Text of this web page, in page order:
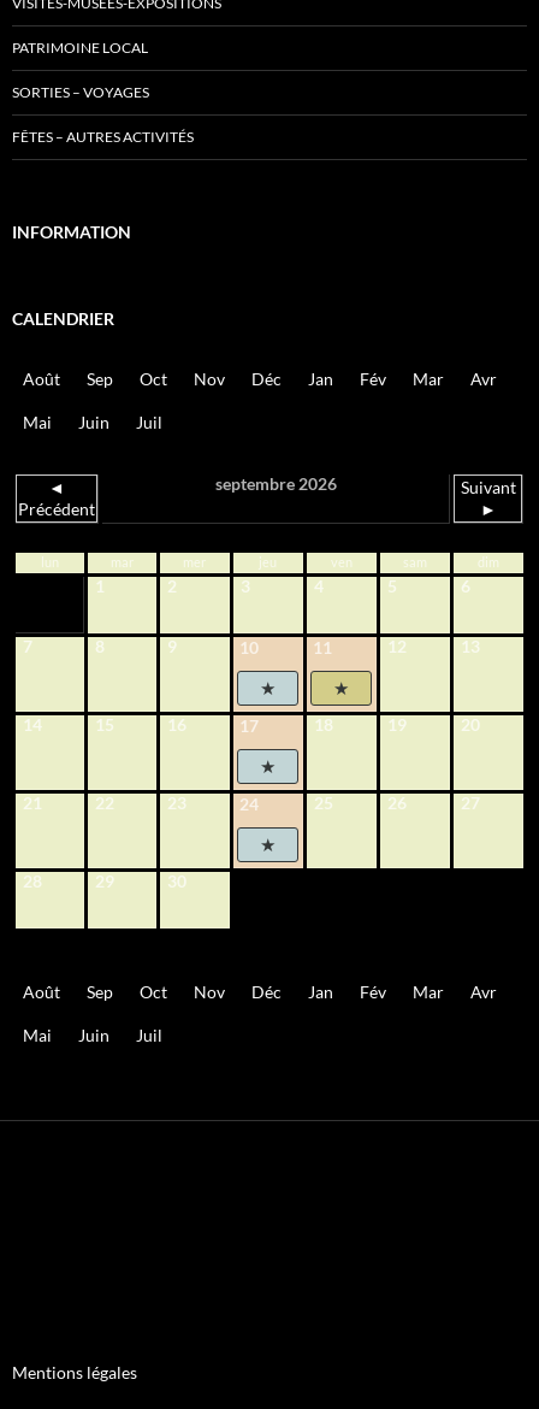
PATRIMOINE LOCAL
SORTIES – VOYAGES
FÊTES – AUTRES ACTIVITÉS
INFORMATION
CALENDRIER
Août Sep Oct Nov Déc Jan Fév Mar Avr
Mai Juin Juil
◄
Précédent
septembre 2026
Suivant
►
lun mar mer jeu ven sam dim
1 2 3 4 5 6
7 8 9 10 11 12 13
14 15 16 17 18 19 20
21 22 23 24 25 26 27
28 29 30
Août Sep Oct Nov Déc Jan Fév Mar Avr
Mai Juin Juil
Mentions légales